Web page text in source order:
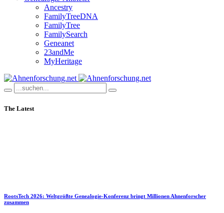
Ancestry
FamilyTreeDNA
FamilyTree
FamilySearch
Geneanet
23andMe
MyHeritage
The Latest
RootsTech 2026: Weltgrößte Genealogie-Konferenz bringt Millionen Ahnenforscher
zusammen